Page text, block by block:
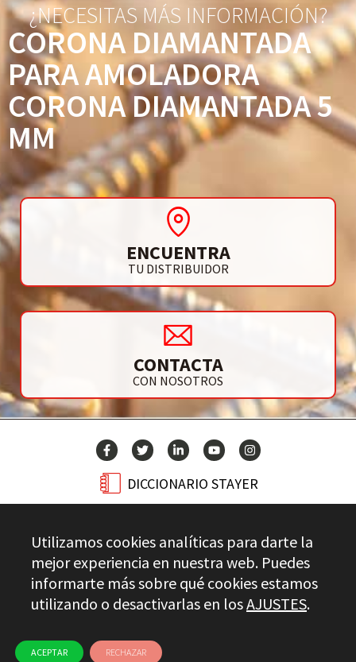
¿NECESITAS MÁS INFORMACIÓN?
CORONA DIAMANTADA
PARA AMOLADORA
CORONA DIAMANTADA 5
MM
ENCUENTRA
TU DISTRIBUIDOR
CONTACTA
CON NOSOTROS
DICCIONARIO STAYER
CONTACTO
Stayer.es © 2026
PRIVACIDAD
CANAL ÉTICO
Utilizamos cookies analíticas para darte la
mejor experiencia en nuestra web. Puedes
informarte más sobre qué cookies estamos
utilizando o desactivarlas en losAJUSTES.
ACEPTAR RECHAZAR